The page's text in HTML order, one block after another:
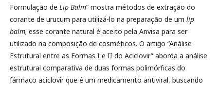
Formulação de Lip Balm” mostra métodos de extração do
corante de urucum para utilizá-lo na preparação de um lip
balm; esse corante natural é aceito pela Anvisa para ser
utilizado na composição de cosméticos. O artigo “Análise
Estrutural entre as Formas I e II do Aciclovir” aborda a análise
estrutural comparativa de duas formas polimórficas do
fármaco aciclovir que é um medicamento antiviral, buscando